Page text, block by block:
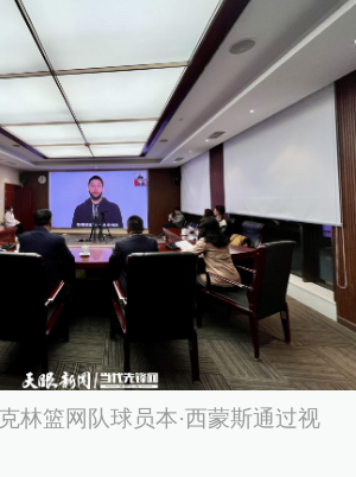
林篮网队球员本·西蒙斯通过视